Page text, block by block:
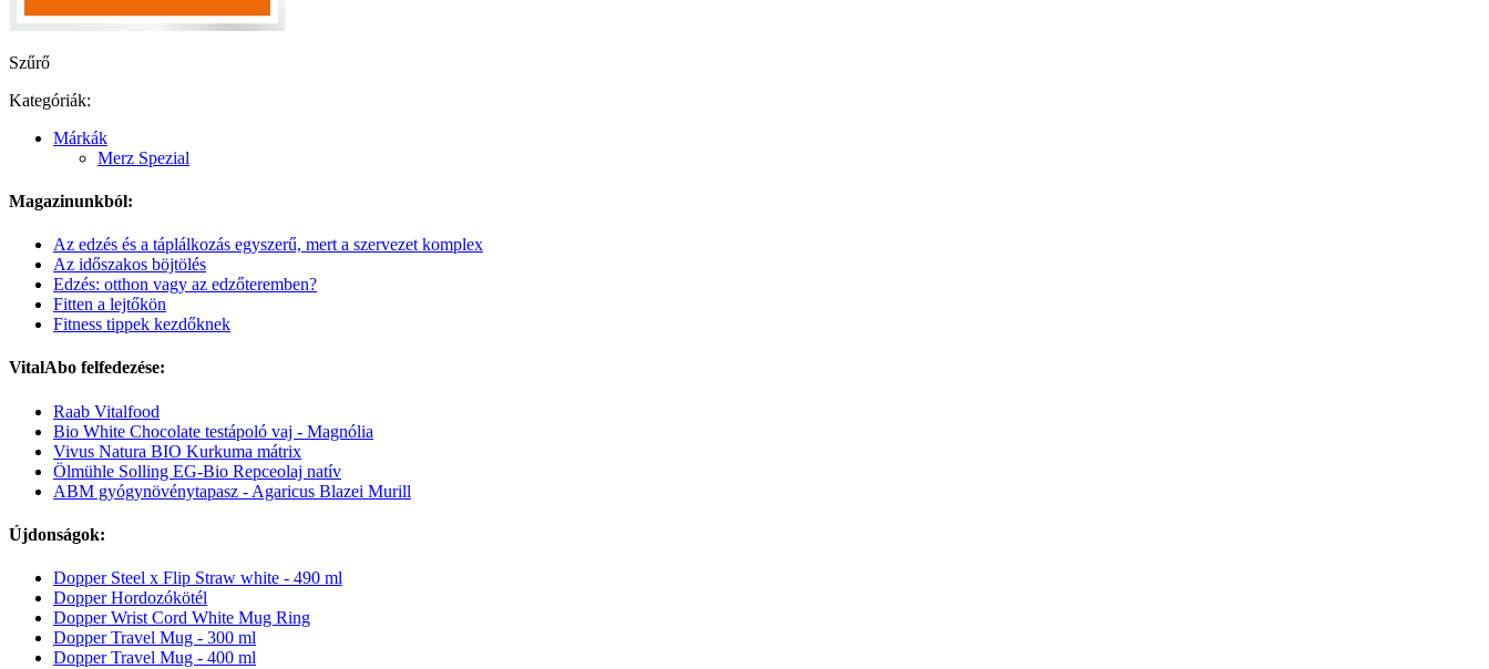
Szűrő
Kategóriák:
Márkák
Merz Spezial
Magazinunkból:
Az edzés és a táplálkozás egyszerű, mert a szervezet komplex
Az időszakos böjtölés
Edzés: otthon vagy az edzőteremben?
Fitten a lejtőkön
Fitness tippek kezdőknek
VitalAbo felfedezése:
Raab Vitalfood
Bio White Chocolate testápoló vaj - Magnólia
Vivus Natura BIO Kurkuma mátrix
Ölmühle Solling EG-Bio Repceolaj natív
ABM gyógynövénytapasz - Agaricus Blazei Murill
Újdonságok:
Dopper Steel x Flip Straw white - 490 ml
Dopper Hordozókötél
Dopper Wrist Cord White Mug Ring
Dopper Travel Mug - 300 ml
Dopper Travel Mug - 400 ml